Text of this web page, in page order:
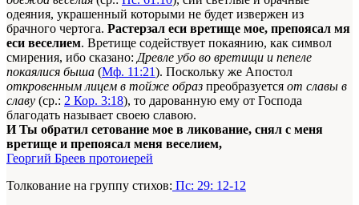
одеяния, украшенный которыми не будет извержен из
брачного чертога. Растерзал еси вретище мое, препоясал мя
еси веселием. Вретище содействует покаянию, как символ
смирения, ибо сказано: Древле убо во вретищи и пепеле
покаялися быша (Мф. 11:21). Поскольку же Апостол
откровенным лицем в тойже образ преобразуется от славы в
славу (ср.: 2 Кор. 3:18), то дарованную ему от Господа
благодать называет своею славою.
И Ты обратил сетование мое в ликование, снял с меня
вретище и препоясал меня веселием,
Георгий Бреев протоиерей
Толкование на группу стихов: Пс: 29: 12-12